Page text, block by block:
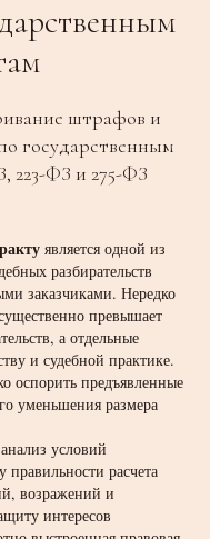
штрафов и
государственным
223-ФЗ и 275-ФЗ
является одной из
разбирательств
заказчиками. Нередко
превышает
а отдельные
и судебной практике.
оспорить предъявленные
уменьшения размера
условий
правильности расчета
возражений и
интересов